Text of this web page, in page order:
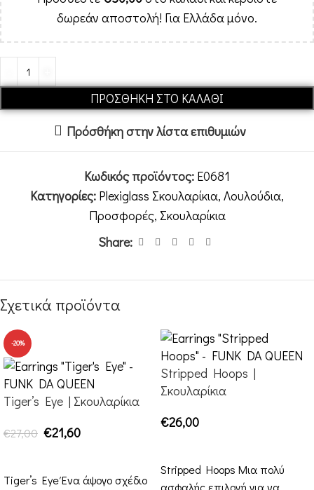
δωρεάν αποστολή! Για Ελλάδα μόνο.
ΠΡΟΣΘΉΚΗ ΣΤΟ ΚΑΛΆΘΙ
Πρόσθήκη στην λίστα επιθυμιών
Κωδικός προϊόντος: E0681
Κατηγορίες: Plexiglass Σκουλαρίκια, Λουλούδια,
Προσφορές, Σκουλαρίκια
Share:
Σχετικά προϊόντα
-20%
Tiger’s Eye | Σκουλαρίκια
€27,00 €21,60
Tiger’s Eye Ένα άψογο σχέδιο
Stripped Hoops |
Σκουλαρίκια
€26,00
Stripped Hoops Μια πολύ
ασφαλής επιλογή για να